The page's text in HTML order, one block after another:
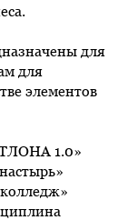
для
для
элементов
1.0»